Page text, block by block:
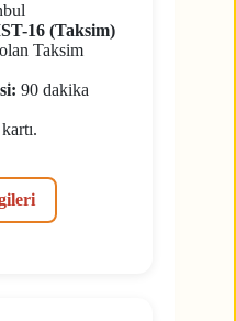
16 (Taksim)
Taksim
90 dakika